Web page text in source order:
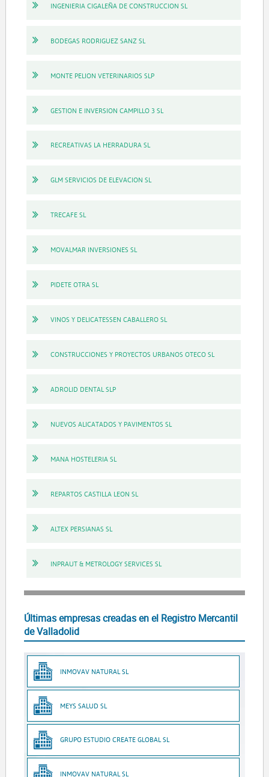
INGENIERIA CIGALEÑA DE CONSTRUCCION SL
BODEGAS RODRIGUEZ SANZ SL
MONTE PELION VETERINARIOS SLP
GESTION E INVERSION CAMPILLO 3 SL
RECREATIVAS LA HERRADURA SL
GLM SERVICIOS DE ELEVACION SL
TRECAFE SL
MOVALMAR INVERSIONES SL
PIDETE OTRA SL
VINOS Y DELICATESSEN CABALLERO SL
CONSTRUCCIONES Y PROYECTOS URBANOS OTECO SL
ADROLID DENTAL SLP
NUEVOS ALICATADOS Y PAVIMENTOS SL
MANA HOSTELERIA SL
REPARTOS CASTILLA LEON SL
ALTEX PERSIANAS SL
INPRAUT & METROLOGY SERVICES SL
Últimas empresas creadas en el Registro Mercantil
de Valladolid
INMOVAV NATURAL SL
MEYS SALUD SL
GRUPO ESTUDIO CREATE GLOBAL SL
INMOVAV NATURAL SL